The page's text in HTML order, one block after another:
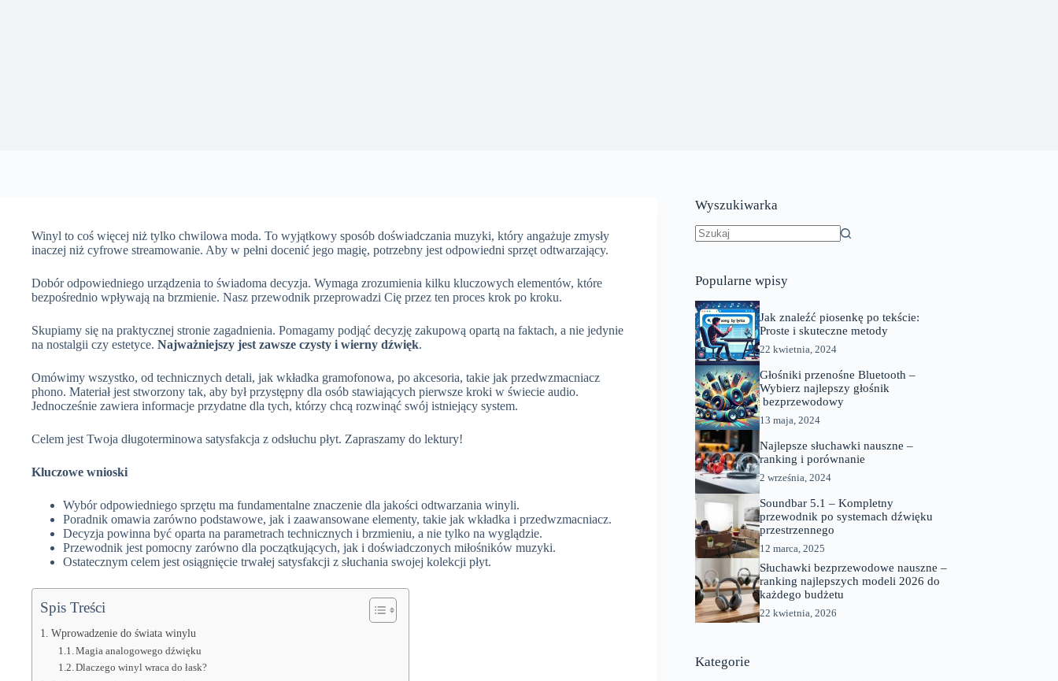
Winyl to coś więcej niż tylko chwilowa moda. To wyjątkowy sposób doświadczania muzyki, który angażuje zmysły
inaczej niż cyfrowe streamowanie. Aby w pełni docenić jego magię, potrzebny jest odpowiedni sprzęt odtwarzający.
Dobór odpowiedniego urządzenia to świadoma decyzja. Wymaga zrozumienia kilku kluczowych elementów, które
bezpośrednio wpływają na brzmienie. Nasz przewodnik przeprowadzi Cię przez ten proces krok po kroku.
Skupiamy się na praktycznej stronie zagadnienia. Pomagamy podjąć decyzję zakupową opartą na faktach, a nie jedynie
na nostalgii czy estetyce. Najważniejszy jest zawsze czysty i wierny dźwięk.
Omówimy wszystko, od technicznych detali, jak wkładka gramofonowa, po akcesoria, takie jak przedwzmacniacz
phono. Materiał jest stworzony tak, aby był przystępny dla osób stawiających pierwsze kroki w świecie audio.
Jednocześnie zawiera informacje przydatne dla tych, którzy chcą rozwinąć swój istniejący system.
Celem jest Twoja długoterminowa satysfakcja z odsłuchu płyt. Zapraszamy do lektury!
Kluczowe wnioski
Wybór odpowiedniego sprzętu ma fundamentalne znaczenie dla jakości odtwarzania winyli.
Poradnik omawia zarówno podstawowe, jak i zaawansowane elementy, takie jak wkładka i przedwzmacniacz.
Decyzja powinna być oparta na parametrach technicznych i brzmieniu, a nie tylko na wyglądzie.
Przewodnik jest pomocny zarówno dla początkujących, jak i doświadczonych miłośników muzyki.
Ostatecznym celem jest osiągnięcie trwałej satysfakcji z słuchania swojej kolekcji płyt.
Spis Treści
Wprowadzenie do świata winylu
Magia analogowego dźwięku
Dlaczego winyl wraca do łask?
Wyszukiwarka
Popularne wpisy
Jak znaleźć piosenkę po tekście:
Proste i skuteczne metody
22 kwietnia, 2024
Głośniki przenośne Bluetooth –
Wybierz najlepszy głośnik
bezprzewodowy
13 maja, 2024
Najlepsze słuchawki nauszne –
ranking i porównanie
2 września, 2024
Soundbar 5.1 – Kompletny
przewodnik po systemach dźwięku
przestrzennego
12 marca, 2025
Słuchawki bezprzewodowe nauszne –
ranking najlepszych modeli 2026 do
każdego budżetu
22 kwietnia, 2026
Kategorie